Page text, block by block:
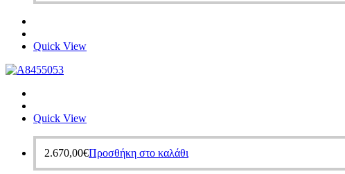
Quick View
Quick View
2.670,00€Προσθήκη στο καλάθι